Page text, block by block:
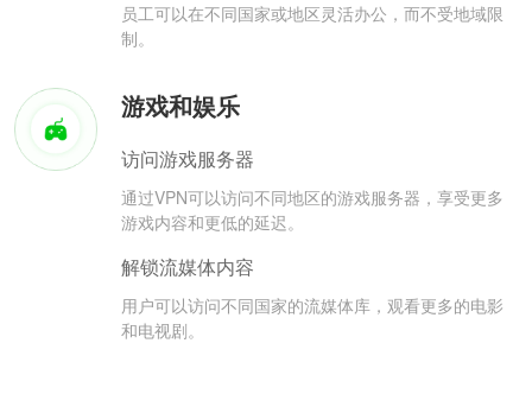
员工可以在不同国家或地区灵活办公，而不受地域限
制。
游戏和娱乐
访问游戏服务器
通过VPN可以访问不同地区的游戏服务器，享受更多
游戏内容和更低的延迟。
解锁流媒体内容
用户可以访问不同国家的流媒体库，观看更多的电影
和电视剧。